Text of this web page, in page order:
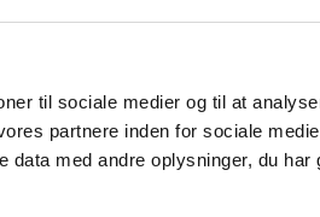
til sociale medier og til at
partnere inden for sociale
data med andre oplysninger, du har